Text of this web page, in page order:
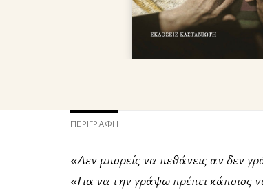
ΠΕΡΙΓΡΑΦΉ
«Δεν μπορείς να πεθάνεις αν δεν
«Για να την γράψω πρέπει κάποιος